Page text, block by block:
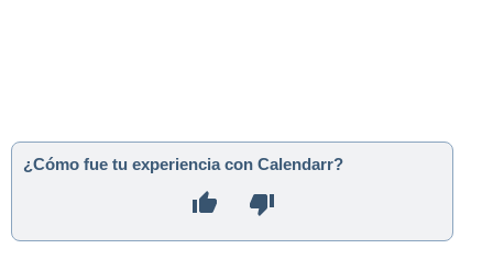
¿Cómo fue tu experiencia con Calendarr?